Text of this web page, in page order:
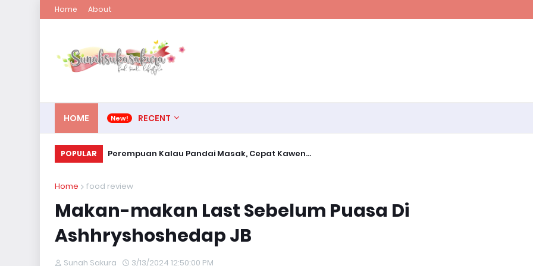
Home About
HOME RECENT
POPULAR Perempuan Kalau Pandai Masak, Cepat Kawen...
Home food review
Makan-makan Last Sebelum Puasa Di
Ashhryshoshedap JB
Sunah Sakura 3/13/2024 12:50:00 PM